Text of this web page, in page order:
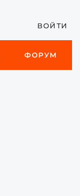
ВОЙТИ
ФОРУМ